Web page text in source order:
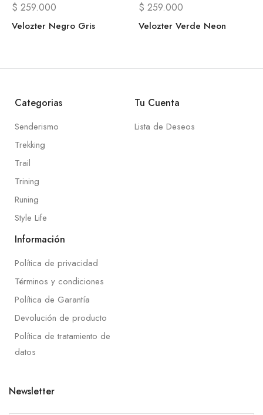
$ 259.000
Velozter Negro Gris
$ 259.000
Velozter Verde Neon
Categorias
Senderismo
Trekking
Trail
Trining
Runing
Style Life
Tu Cuenta
Lista de Deseos
Información
Política de privacidad
Términos y condiciones
Política de Garantía
Devolución de producto
Política de tratamiento de
datos
Newsletter